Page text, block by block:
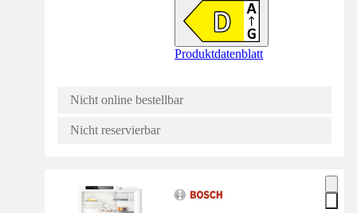
Produktdatenblatt
Nicht online bestellbar
Nicht reservierbar